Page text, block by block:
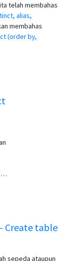
telah membahas
alias,
membahas
(order by,
Create table
sepeda ataupun